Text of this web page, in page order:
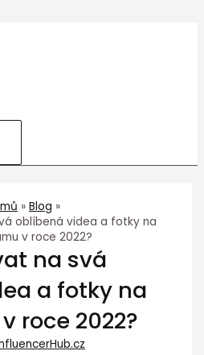
Blog
oblíbená videa a fotky na
v roce 2022?
na svá
a fotky na
roce 2022?